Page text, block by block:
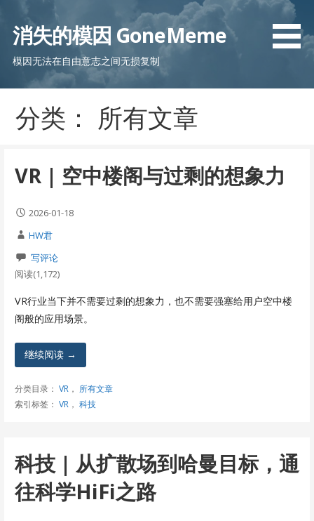
消失的模因 GoneMeme
模因无法在自由意志之间无损复制
分类： 所有文章
VR | 空中楼阁与过剩的想象力
2026-01-18
HW君
写评论
阅读(1,172)
VR行业当下并不需要过剩的想象力，也不需要强塞给用户空中楼
阁般的应用场景。
继续阅读 →
分类目录： VR， 所有文章
索引标签： VR， 科技
科技 | 从扩散场到哈曼目标，通
往科学HiFi之路